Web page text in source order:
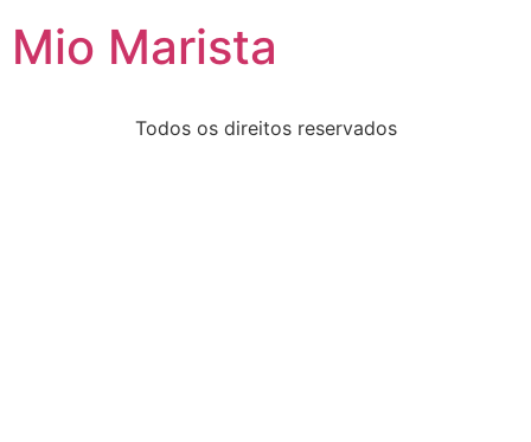
Mio Marista
Todos os direitos reservados